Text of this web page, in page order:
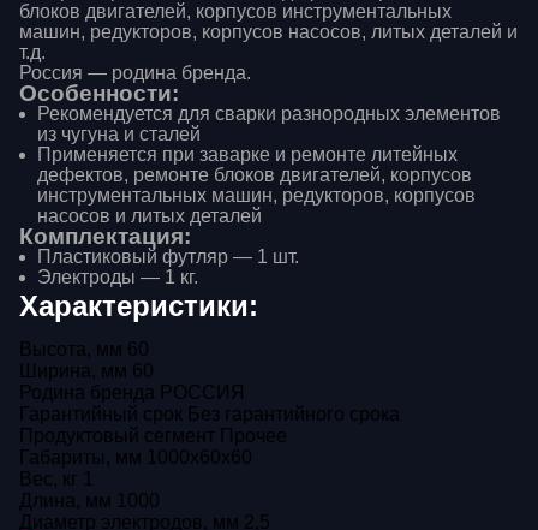
блоков двигателей, корпусов инструментальных
машин, редукторов, корпусов насосов, литых деталей и
т.д.
Россия — родина бренда.
Особенности:
Рекомендуется для сварки разнородных элементов
из чугуна и сталей
Применяется при заварке и ремонте литейных
дефектов, ремонте блоков двигателей, корпусов
инструментальных машин, редукторов, корпусов
насосов и литых деталей
Комплектация:
Пластиковый футляр — 1 шт.
Электроды — 1 кг.
Характеристики:
Высота, мм 60
Ширина, мм 60
Родина бренда РОССИЯ
Гарантийный срок Без гарантийного срока
Продуктовый сегмент Прочее
Габариты, мм 1000x60x60
Вес, кг 1
Длина, мм 1000
Диаметр электродов, мм 2,5
Ваше имя
Как связаться?